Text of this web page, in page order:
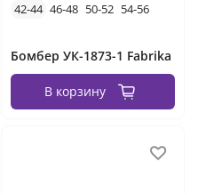
42-44 46-48 50-52 54-56
Бомбер УК-1873-1 Fabrika
В корзину